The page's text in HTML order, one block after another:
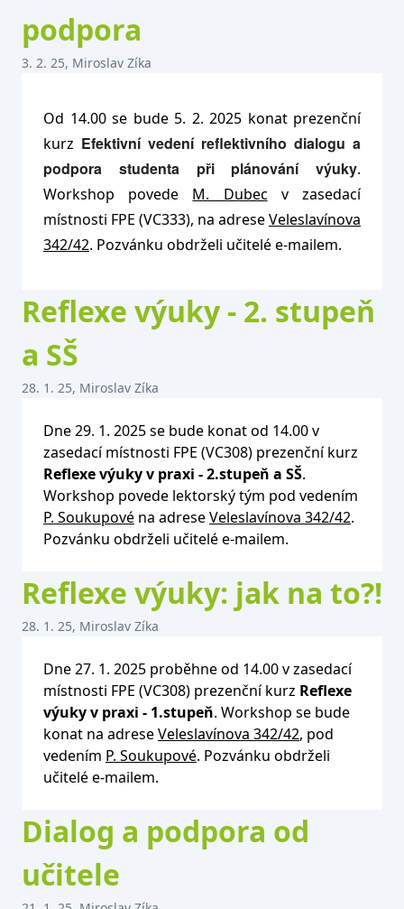
podpora
3. 2. 25, Miroslav Zíka
Od 14.00 se bude 5. 2. 2025 konat prezenční
kurz Efektivní vedení reflektivního dialogu a
podpora studenta při plánování výuky.
Workshop povede M. Dubec v zasedací
místnosti FPE (VC333), na adreseVeleslavínova
342/42. Pozvánku obdrželi učitelé e-mailem.
Reflexe výuky - 2. stupeň
a SŠ
28. 1. 25, Miroslav Zíka
Dne 29. 1. 2025 se bude konat od 14.00 v
zasedací místnosti FPE (VC308) prezenční kurz
Reflexe výuky v praxi - 2.stupeň a SŠ.
Workshop povede lektorský tým pod vedením
P. Soukupové na adreseVeleslavínova 342/42.
Pozvánku obdrželi učitelé e-mailem.
Reflexe výuky: jak na to?!
28. 1. 25, Miroslav Zíka
Dne 27. 1. 2025 proběhne od 14.00 v zasedací
místnosti FPE (VC308) prezenční kurz Reflexe
výuky v praxi - 1.stupeň. Workshop se bude
konat na adreseVeleslavínova 342/42, pod
vedením P. Soukupové. Pozvánku obdrželi
učitelé e-mailem.
Dialog a podpora od
učitele